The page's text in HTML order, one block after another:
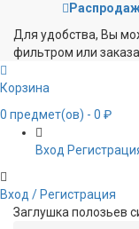
Для удобства, Вы
фильтром или
Корзина
0 предмет(ов) - 0 ₽
Вход
Вход / Регистрация
Заглушка полозьев